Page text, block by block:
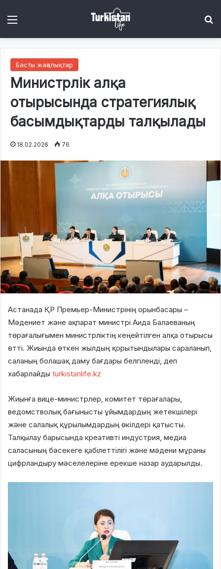
Басты жаңалықтар
Министрлік алқа
отырысында стратегиялық
басымдықтарды талқылады
18.02.2026 76
Астанада ҚР Премьер-Министрінің орынбасары –
Мәдениет және ақпарат министрі Аида Балаеваның
төрағалығымен министрліктің кеңейтілген алқа отырысы
өтті. Жиында өткен жылдың қорытындылары сараланып,
саланың болашақ даму бағдары белгіленді, деп
хабарлайды turkistanlife.kz
Жиынға вице-министрлер, комитет төрағалары,
ведомстволық бағынысты ұйымдардың жетекшілері
және салалық құрылымдардың өкілдері қатысты.
Талқылау барысында креативті индустрия, медиа
саласының бәсекеге қабілеттілігі және мәдени мұраны
цифрландыру мәселелеріне ерекше назар аударылды.